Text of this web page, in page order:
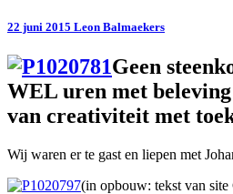
mijnsite
klaar
voor
de
toekomst
22 juni 2015 Leon Balmaekers
Geen
WEL uren met
van creativiteit met
Wij waren er te gast en liepen met
(in opbouw: tekst van site